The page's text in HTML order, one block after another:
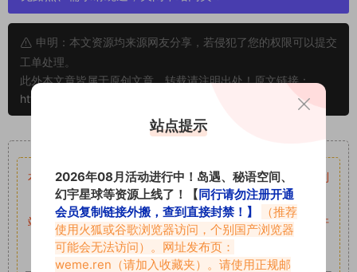
申明：本文资源均来源网友分享，若侵犯了您的权限可以提交
工单处理。
此外本文章皆属于原创文章，转载请注明出处！原文链接：
https://www.vmiba.com/9038.html
重要声明
本站资源均来自网络分享，如有侵犯你的权益请私信留言
收到
留言后，我们会第一时间进行审核后删除。
站内资源为网友个人学习或测试研究使用，未经原版权作者许
可,禁止用于任何商业途径！请在下载24小时内删除！
站点提示
2026年08月活动进行中！岛遇、秘语空间、
幻宇星球等资源上线了！【同行请勿注册开通
会员复制链接外搬，查到直接封禁！】
（推荐
使用火狐或谷歌浏览器访问，个别国产浏览器
可能会无法访问）。网址发布页：
weme.ren （请加入收藏夹）。请使用正规邮